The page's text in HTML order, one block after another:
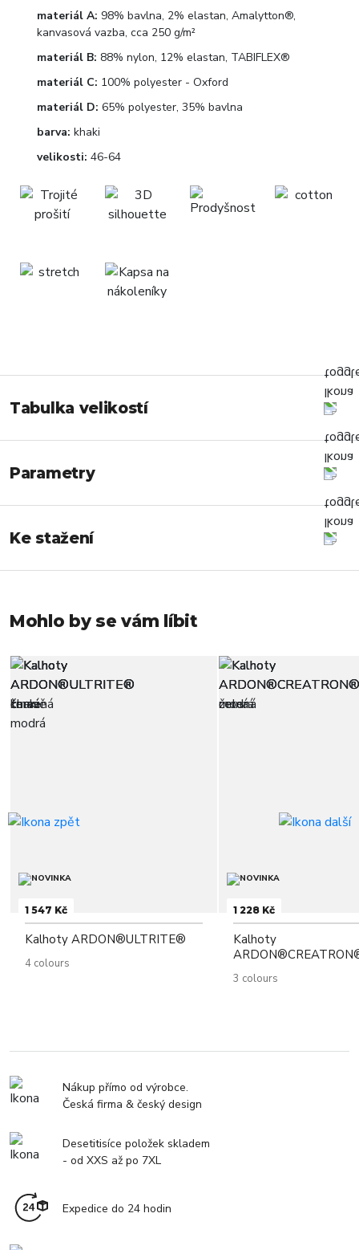
materiál A: 98% bavlna, 2% elastan, Amalytton®,
kanvasová vazba, cca 250 g/m²
materiál B: 88% nylon, 12% elastan, TABIFLEX®
materiál C: 100% polyester - Oxford
materiál D: 65% polyester, 35% bavlna
barva: khaki
velikosti: 46-64
Tabulka velikostí
Parametry
Ke stažení
Mohlo by se vám líbit
1 547 Kč
Kalhoty ARDON®ULTRITE®
4 colours
1 228 Kč
Kalhoty
3 colours
Nákup přímo od výrobce.
Česká firma & český design
Desetitisíce položek skladem
- od XXS až po 7XL
Expedice do 24 hodin